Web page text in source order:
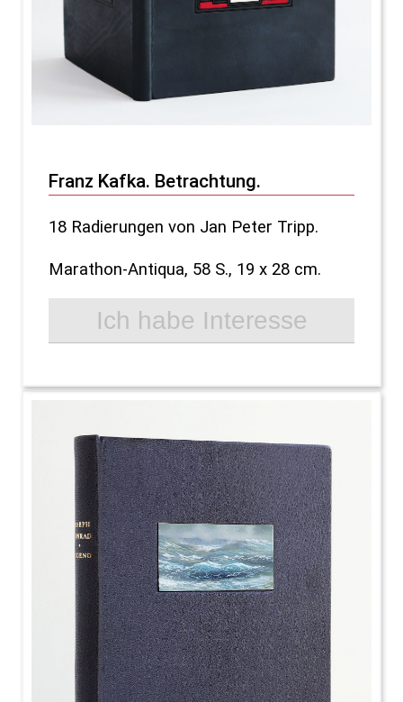
Franz Kafka. Betrachtung.
18 Radierungen von Jan Peter Tripp.
Marathon-Antiqua, 58 S., 19 x 28 cm.